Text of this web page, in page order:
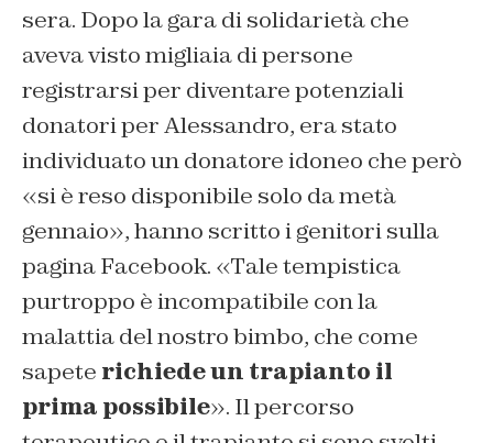
sera. Dopo la gara di solidarietà che
aveva visto migliaia di persone
registrarsi per diventare potenziali
donatori per Alessandro, era stato
individuato un donatore idoneo che però
«si è reso disponibile solo da metà
gennaio», hanno scritto i genitori sulla
pagina Facebook. «Tale tempistica
purtroppo è incompatibile con la
malattia del nostro bimbo, che come
sapete richiede un trapianto il
prima possibile». Il percorso